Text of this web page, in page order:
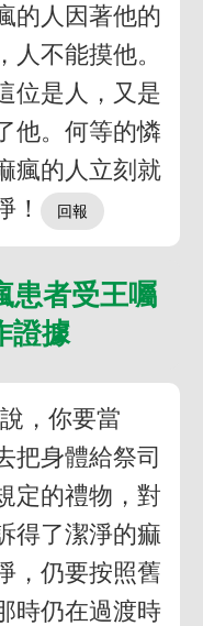
的人因著他的
不能摸他。
位是人，又是
他。何等的憐
瘋的人立刻就
！
者受王囑
證據
，你要當
把身體給祭司
定的禮物，對
得了潔淨的痲
，仍要按照舊
時仍在過渡時